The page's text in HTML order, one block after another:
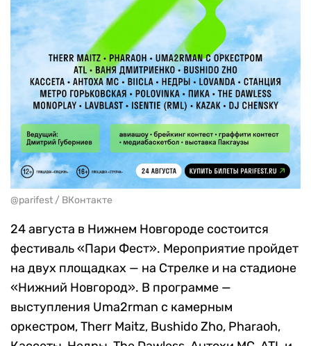
@parifest / ВКонтакте
24 августа в Нижнем Новгороде состоится
фестиваль «Пари Фест». Мероприятие пройдет
на двух площадках — на Стрелке и на стадионе
«Нижний Новгород». В программе —
выступления Uma2rman c камерным
оркестром, Therr Maitz, Bushido Zho, Pharaoh,